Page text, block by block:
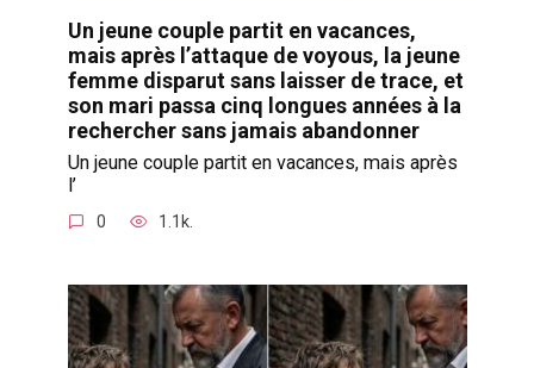
Un jeune couple partit en vacances,
mais après l’attaque de voyous, la jeune
femme disparut sans laisser de trace, et
son mari passa cinq longues années à la
rechercher sans jamais abandonner
Un jeune couple partit en vacances, mais après
l’
0 1.1k.